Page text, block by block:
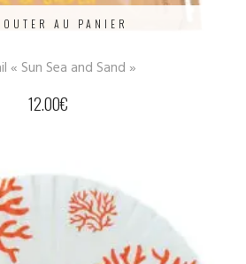
AU PANIER
« Sun Sea and Sand »
12.00€